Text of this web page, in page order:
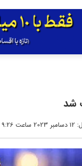
شد